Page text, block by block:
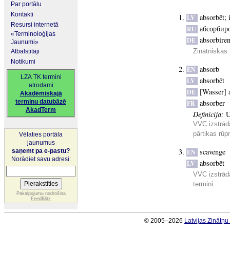
Par portālu
Kontakti
Resursi internetā
«Terminoloģijas
Jaunumi»
Atbalstītāji
Notikumi
LZA TK termini
atrodami
Akadēmiskajā
terminu datubāzē
AkadTerm
Vēlaties portāla
jaunumus
saņemt pa e-pastu?
Norādiet savu adresi:
Pakalpojumu nodrošina
FeedBlitz
LV absorbēt;
RU
DE absorbiren
Zinātniskās
EN absorb
LV absorbēt
DE [Wasser]
FR absorber
Definīcija:
VVC
pārtikas
EN scavenge
LV absorbēt
VVC
termini
© 2005–2026 Latvijas